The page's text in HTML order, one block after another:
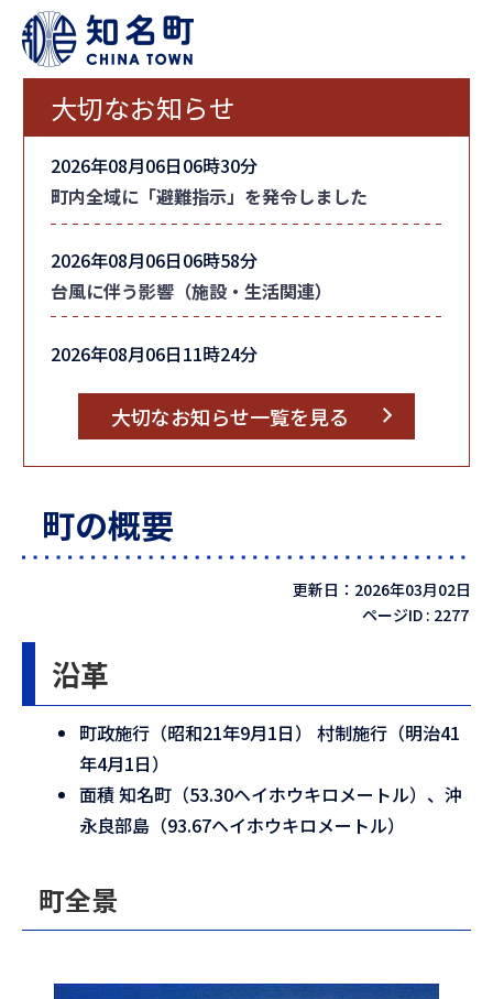
大切なお知らせ
2026年08月06日06時30分
町内全域に「避難指示」を発令しました
2026年08月06日06時58分
台風に伴う影響（施設・生活関連）
2026年08月06日11時24分
大切なお知らせ一覧を見る
町の概要
更新日：2026年03月02日
ページID : 2277
沿革
町政施行（昭和21年9月1日） 村制施行（明治41
年4月1日）
面積 知名町（53.30ヘイホウキロメートル）、沖
永良部島（93.67ヘイホウキロメートル）
町全景